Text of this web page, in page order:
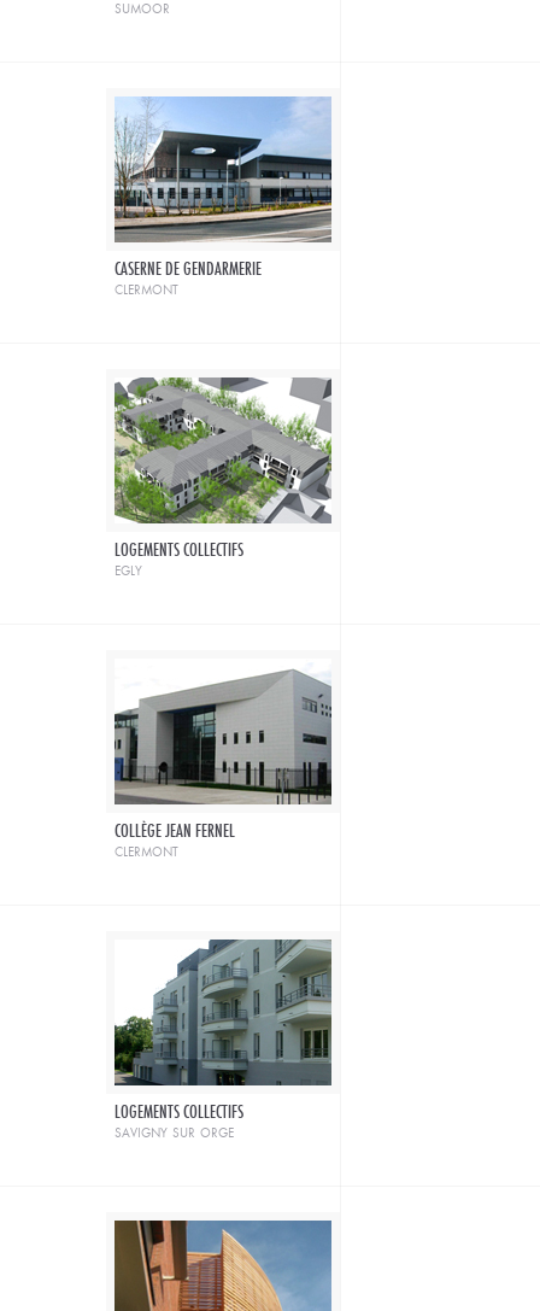
sumoor
CASERNE DE GENDARMERIE
clermont
LOGEMENTS COLLECTIFS
egly
COLLÈGE JEAN FERNEL
clermont
LOGEMENTS COLLECTIFS
savigny sur orge